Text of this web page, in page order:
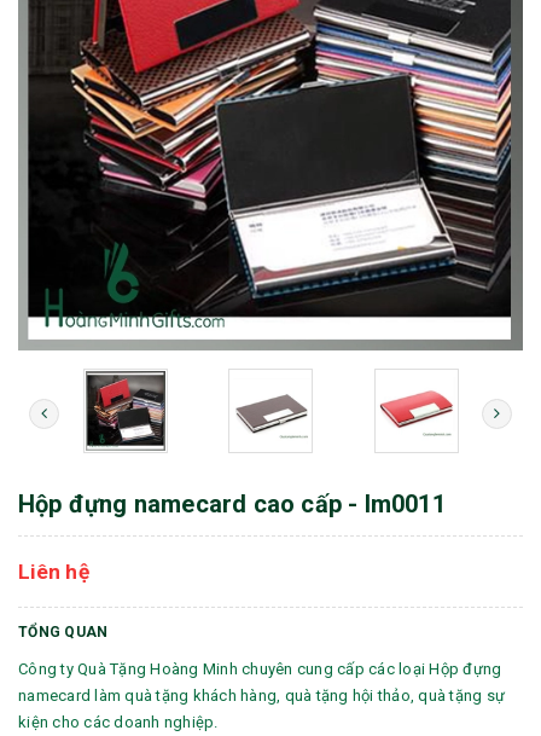
Hộp đựng namecard cao cấp - lm0011
Liên hệ
TỔNG QUAN
Công ty Quà Tặng Hoàng Minh chuyên cung cấp các loại Hộp đựng
namecard làm quà tặng khách hàng, quà tặng hội thảo, quà tặng sự
kiện cho các doanh nghiệp.